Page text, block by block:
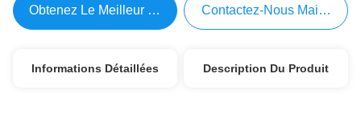
Obtenez Le Meilleur Prix Contactez-Nous Maintenant
Informations Détaillées Description Du Produit